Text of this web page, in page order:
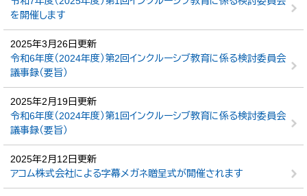
を開催します
2025年3月26日更新
令和6年度（2024年度）第2回インクルーシブ教育に係る検討委員会
議事録（要旨）
2025年2月19日更新
令和6年度（2024年度）第1回インクルーシブ教育に係る検討委員会
議事録（要旨）
2025年2月12日更新
アコム株式会社による字幕メガネ贈呈式が開催されます